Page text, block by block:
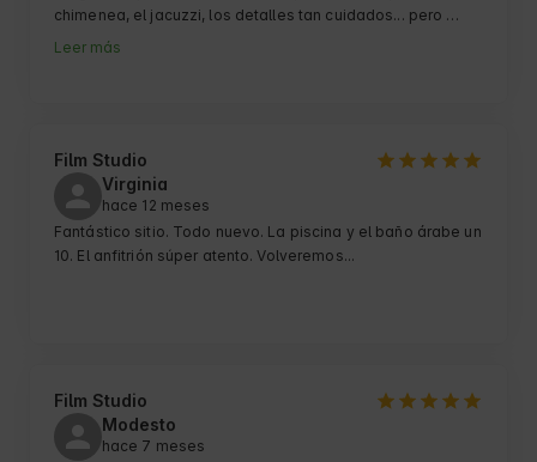
bien.
chimenea, el jacuzzi, los detalles tan cuidados... pero
sobre todo, gracias por tu cercanía, atención y buen rollo.
¡¡Un gran abrazo y
hasta la próxima!!
Victoria y Álvaro
Leer más
Film Studio
Virginia
hace 12 meses
Fantástico sitio. Todo nuevo. La piscina y el baño árabe un
10. El anfitrión súper atento. Volveremos...
Film Studio
Modesto
hace 7 meses